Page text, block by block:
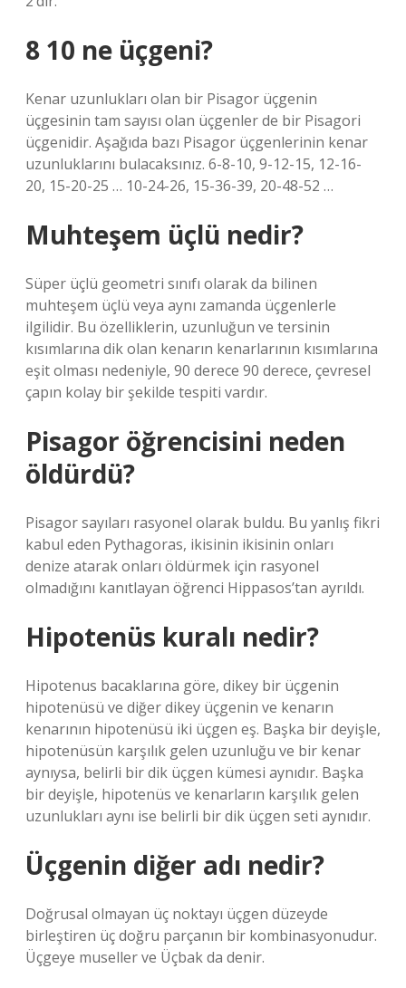
8 10 ne üçgeni?
Kenar uzunlukları olan bir Pisagor üçgenin
üçgesinin tam sayısı olan üçgenler de bir Pisagori
üçgenidir. Aşağıda bazı Pisagor üçgenlerinin kenar
uzunluklarını bulacaksınız. 6-8-10, 9-12-15, 12-16-
20, 15-20-25 … 10-24-26, 15-36-39, 20-48-52 …
Muhteşem üçlü nedir?
Süper üçlü geometri sınıfı olarak da bilinen
muhteşem üçlü veya aynı zamanda üçgenlerle
ilgilidir. Bu özelliklerin, uzunluğun ve tersinin
kısımlarına dik olan kenarın kenarlarının kısımlarına
eşit olması nedeniyle, 90 derece 90 derece, çevresel
çapın kolay bir şekilde tespiti vardır.
Pisagor öğrencisini neden
öldürdü?
Pisagor sayıları rasyonel olarak buldu. Bu yanlış fikri
kabul eden Pythagoras, ikisinin ikisinin onları
denize atarak onları öldürmek için rasyonel
olmadığını kanıtlayan öğrenci Hippasos’tan ayrıldı.
Hipotenüs kuralı nedir?
Hipotenus bacaklarına göre, dikey bir üçgenin
hipotenüsü ve diğer dikey üçgenin ve kenarın
kenarının hipotenüsü iki üçgen eş. Başka bir deyişle,
hipotenüsün karşılık gelen uzunluğu ve bir kenar
aynıysa, belirli bir dik üçgen kümesi aynıdır. Başka
bir deyişle, hipotenüs ve kenarların karşılık gelen
uzunlukları aynı ise belirli bir dik üçgen seti aynıdır.
Üçgenin diğer adı nedir?
Doğrusal olmayan üç noktayı üçgen düzeyde
birleştiren üç doğru parçanın bir kombinasyonudur.
Üçgeye museller ve Üçbak da denir.